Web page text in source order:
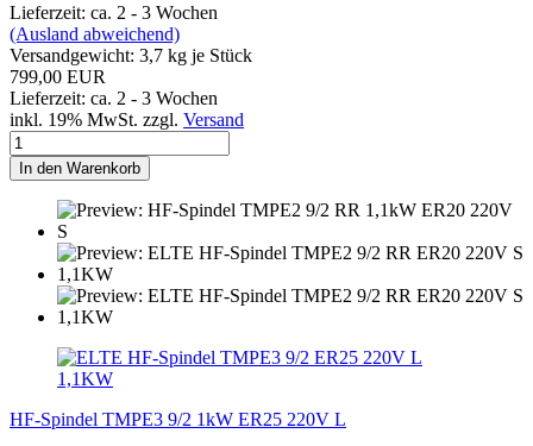
Lieferzeit: ca. 2 - 3 Wochen
(Ausland abweichend)
Versandgewicht: 3,7 kg je Stück
799,00 EUR
Lieferzeit: ca. 2 - 3 Wochen
inkl. 19% MwSt. zzgl. Versand
In den Warenkorb
HF-Spindel TMPE3 9/2 1kW ER25 220V L